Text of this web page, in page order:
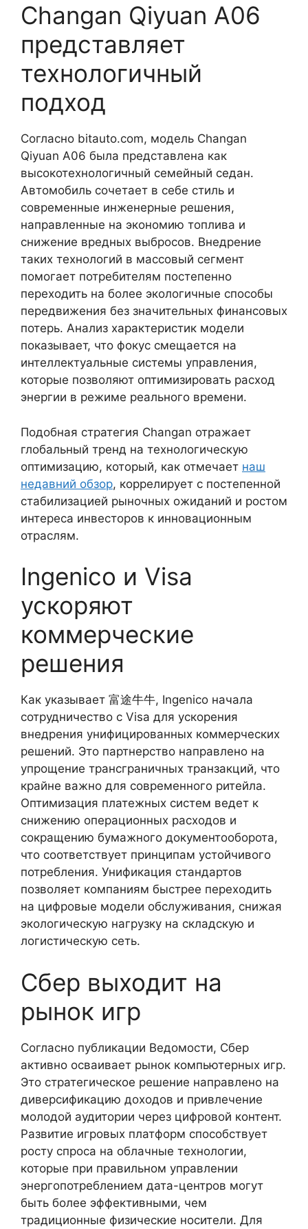
Changan Qiyuan A06
представляет
технологичный
подход
Согласно bitauto.com, модель Changan
Qiyuan A06 была представлена как
высокотехнологичный семейный седан.
Автомобиль сочетает в себе стиль и
современные инженерные решения,
направленные на экономию топлива и
снижение вредных выбросов. Внедрение
таких технологий в массовый сегмент
помогает потребителям постепенно
переходить на более экологичные способы
передвижения без значительных финансовых
потерь. Анализ характеристик модели
показывает, что фокус смещается на
интеллектуальные системы управления,
которые позволяют оптимизировать расход
энергии в режиме реального времени.
Подобная стратегия Changan отражает
глобальный тренд на технологическую
оптимизацию, который, как отмечает наш
недавний обзор, коррелирует с постепенной
стабилизацией рыночных ожиданий и ростом
интереса инвесторов к инновационным
отраслям.
Ingenico и Visa
ускоряют
коммерческие
решения
Как указывает 富途牛牛, Ingenico начала
сотрудничество с Visa для ускорения
внедрения унифицированных коммерческих
решений. Это партнерство направлено на
упрощение трансграничных транзакций, что
крайне важно для современного ритейла.
Оптимизация платежных систем ведет к
снижению операционных расходов и
сокращению бумажного документооборота,
что соответствует принципам устойчивого
потребления. Унификация стандартов
позволяет компаниям быстрее переходить
на цифровые модели обслуживания, снижая
экологическую нагрузку на складскую и
логистическую сеть.
Сбер выходит на
рынок игр
Согласно публикации Ведомости, Сбер
активно осваивает рынок компьютерных игр.
Это стратегическое решение направлено на
диверсификацию доходов и привлечение
молодой аудитории через цифровой контент.
Развитие игровых платформ способствует
росту спроса на облачные технологии,
которые при правильном управлении
энергопотреблением дата-центров могут
быть более эффективными, чем
традиционные физические носители. Для